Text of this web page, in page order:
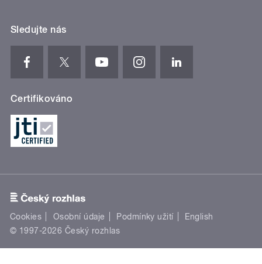
Sledujte nás
Certifikováno
Cookies Osobní údaje Podmínky užití
English
© 1997-2026 Český rozhlas